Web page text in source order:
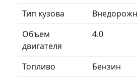
Тип кузова
Объем
двигателя
4.0
Топливо
Бензин